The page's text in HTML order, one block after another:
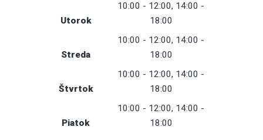
Utorok
10:00 - 12:00, 14:00 -
18:00
Streda
10:00 - 12:00, 14:00 -
18:00
Štvrtok
10:00 - 12:00, 14:00 -
18:00
Piatok
10:00 - 12:00, 14:00 -
18:00